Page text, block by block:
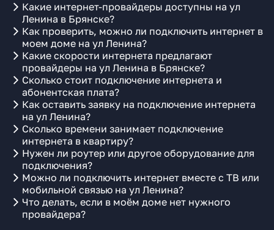
Какие интернет-провайдеры доступны на ул
Ленина в Брянске?
Как проверить, можно ли подключить интернет в
моем доме на ул Ленина?
Какие скорости интернета предлагают
провайдеры на ул Ленина в Брянске?
Сколько стоит подключение интернета и
абонентская плата?
Как оставить заявку на подключение интернета
на ул Ленина?
Сколько времени занимает подключение
интернета в квартиру?
Нужен ли роутер или другое оборудование для
подключения?
Можно ли подключить интернет вместе с ТВ или
мобильной связью на ул Ленина?
Что делать, если в моём доме нет нужного
провайдера?